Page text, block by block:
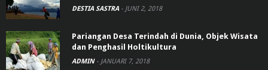
DESTIA SASTRA - JUNI 2, 2018
Pariangan Desa Terindah di Dunia, Objek Wisata
dan Penghasil Holtikultura
ADMIN - JANUARI 7, 2018